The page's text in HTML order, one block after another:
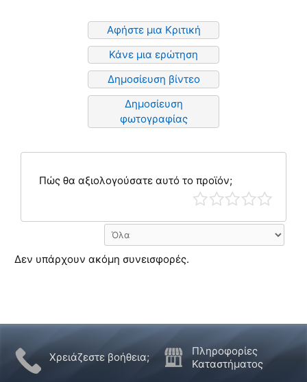
Αφήστε μια Κριτική
Κάνε μια ερώτηση
Δημοσίευση βίντεο
Δημοσίευση
φωτογραφίας
Πώς θα αξιολογούσατε αυτό το προϊόν;
Δεν υπάρχουν ακόμη συνεισφορές.
Χρειάζεστε βοήθεια;
Πληροφορίες
Καταστήματος